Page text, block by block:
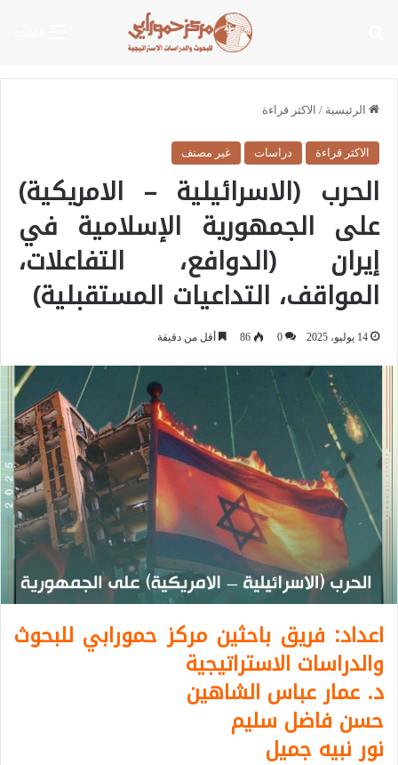
الرئيسية / الاكثر قراءة
الاكثر قراءة دراسات غير مصنف
الحرب (الاسرائيلية – الامريكية)
على الجمهورية الإسلامية في
إيران (الدوافع، التفاعلات،
المواقف، التداعيات المستقبلية)
14 يوليو، 2025 0
86 أقل من دقيقة
اعداد: فريق باحثين مركز حمورابي للبحوث
والدراسات الاستراتيجية
د. عمار عباس الشاهين
حسن فاضل سليم
نور نبيه جميل